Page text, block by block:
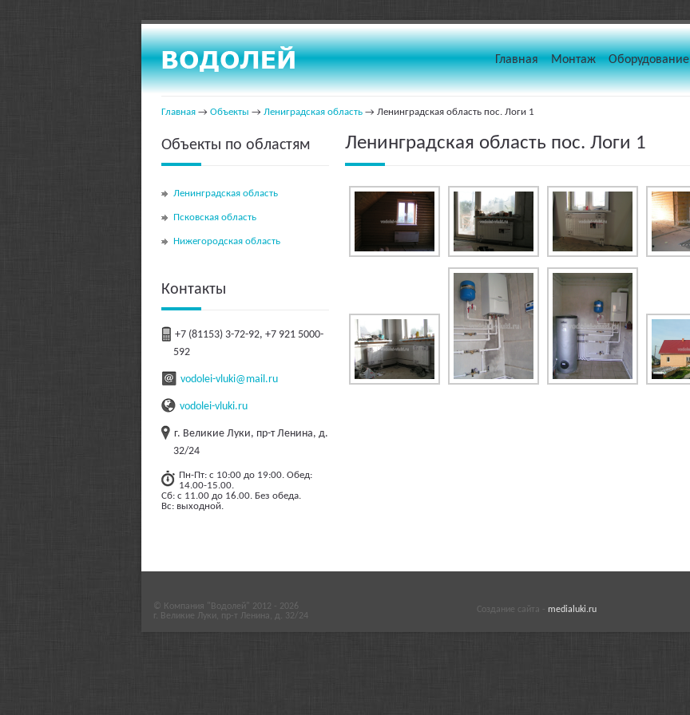
Главная Монтаж Оборудование
Главная → Объекты → Лениградская область → Ленинградская область пос. Логи 1
Объекты по областям
Ленинградская область
Псковская область
Нижегородская область
Контакты
+7 (81153) 3-72-92, +7 921 5000-
592
vodolei-vluki@mail.ru
vodolei-vluki.ru
г. Великие Луки, пр-т Ленина, д.
32/24
Пн-Пт: с 10:00 до 19:00. Обед:
14.00-15.00.
Сб: с 11.00 до 16.00. Без обеда.
Вс: выходной.
Ленинградская область пос. Логи 1
© Компания "Водолей" 2012 - 2026
г. Великие Луки, пр-т Ленина, д. 32/24
Создание сайта - medialuki.ru